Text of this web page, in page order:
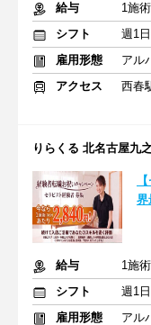
給与
1施
シフト
週1
雇用形態
アル
アクセス
西春
りらくる 北名古屋九
界
給与
1施
シフト
週1
雇用形態
アル